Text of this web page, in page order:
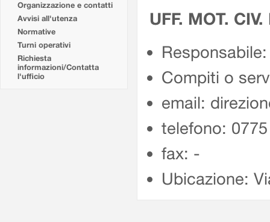
Organizzazione e contatti
Avvisi all'utenza
Normative
Turni operativi
Richiesta
informazioni/Contatta
l'ufficio
UFF. MOT.
Compiti o
email:
telefono:
fax: -
Ubicazione: